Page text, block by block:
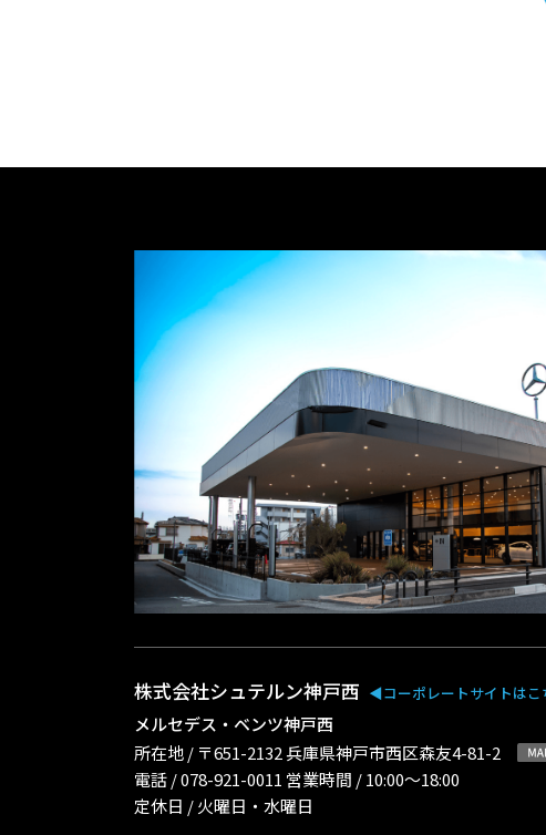
株式会社シュテルン神戸西 ◀︎コーポレートサイトはこ
メルセデス・ベンツ神戸西
所在地 / 〒651-2132 兵庫県神戸市西区森友4-81-2
電話 / 078-921-0011 営業時間 / 10:00〜18:00
定休日 / 火曜日・水曜日